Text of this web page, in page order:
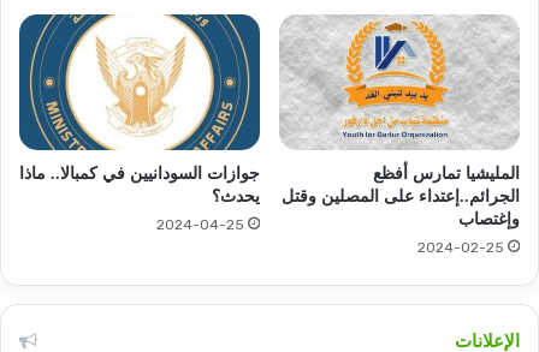
المليشيا تمارس أفظع
الجرائم..إعتداء على المصلين وقتل
وإغتصاب
2024-02-25
جوازات السودانيين في كمبالا.. ماذا
يحدث؟
2024-04-25
الإعلانات